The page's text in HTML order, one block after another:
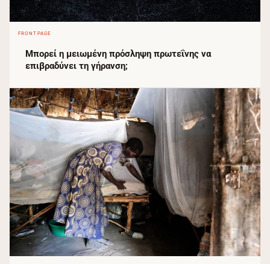
FRONTPAGE
Μπορεί η μειωμένη πρόσληψη πρωτεΐνης να
επιβραδύνει τη γήρανση;